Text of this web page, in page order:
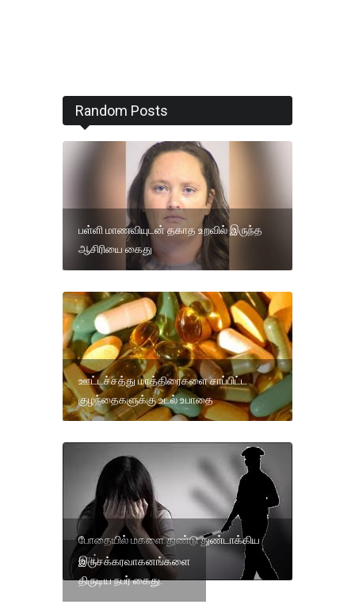
Random Posts
பள்ளி மாணவியுடன் தகாத உறவில் இருந்த
ஆசிரியை கைது
ஊட்டச்சத்து மாத்திரைகளை சாப்பிட்ட
குழந்தைகளுக்கு உடல் உபாதை
போதையில் மகளை துண்டு துண்டாக்கிய
தாய்
இருசக்கரவாகனங்களை
திருடிய நபர் கைது.